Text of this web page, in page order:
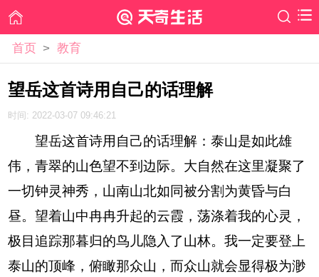
首页 > 教育
望岳这首诗用自己的话理解
时间: 2022-03-07 09:46:21
望岳这首诗用自己的话理解：泰山是如此雄
伟，青翠的山色望不到边际。大自然在这里凝聚了
一切钟灵神秀，山南山北如同被分割为黄昏与白
昼。望着山中冉冉升起的云霞，荡涤着我的心灵，
极目追踪那暮归的鸟儿隐入了山林。我一定要登上
泰山的顶峰，俯瞰那众山，而众山就会显得极为渺